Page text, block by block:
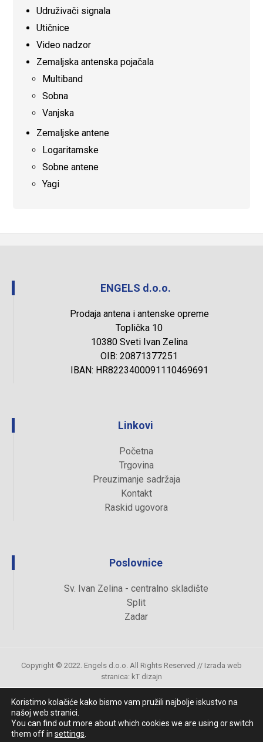
Udruživači signala
Utičnice
Video nadzor
Zemaljska antenska pojačala
Multiband
Sobna
Vanjska
Zemaljske antene
Logaritamske
Sobne antene
Yagi
ENGELS d.o.o.
Prodaja antena i antenske opreme
Toplička 10
10380 Sveti Ivan Zelina
OIB: 20871377251
IBAN: HR8223400091110469691
Linkovi
Početna
Trgovina
Preuzimanje sadržaja
Kontakt
Raskid ugovora
Poslovnice
Sv. Ivan Zelina - centralno skladište
Split
Zadar
Copyright © 2022. Engels d.o.o. All Rights Reserved // Izrada web
stranica: kT dizajn
Koristimo kolačiće kako bismo vam pružili najbolje iskustvo na
našoj web stranici.
You can find out more about which cookies we are using or switch
them off in settings